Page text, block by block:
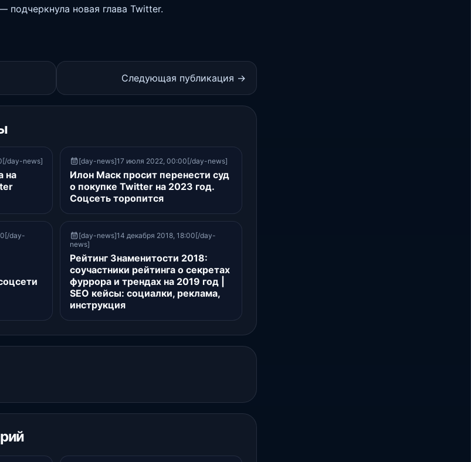
подчеркнула новая глава Twitter.
Следующая публикация →
day-news]
на
[day-news]17 июля 2022, 00:00[/day-news]
Илон Маск просит перенести суд
о покупке Twitter на 2023 год.
Соцсеть торопится
day-
[day-news]14 декабря 2018, 18:00[/day-
news]
Рейтинг Знаменитости 2018:
соучастники рейтинга о секретах
фуррора и трендах на 2019 год |
SEO кейсы: социалки, реклама,
инструкция